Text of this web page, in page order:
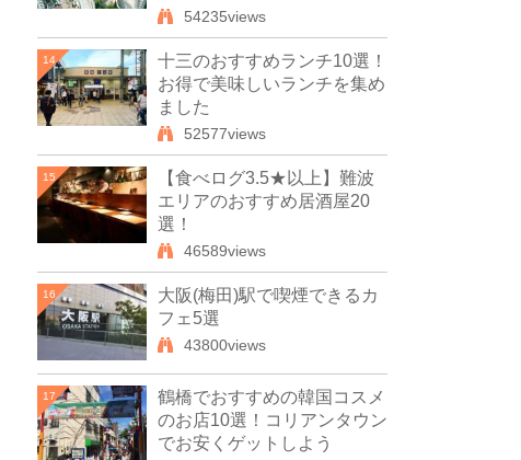
54235views
14
十三のおすすめランチ10選！
お得で美味しいランチを集め
ました
52577views
15
【食べログ3.5★以上】難波
エリアのおすすめ居酒屋20
選！
46589views
16
大阪(梅田)駅で喫煙できるカ
フェ5選
43800views
17
鶴橋でおすすめの韓国コスメ
のお店10選！コリアンタウン
でお安くゲットしよう